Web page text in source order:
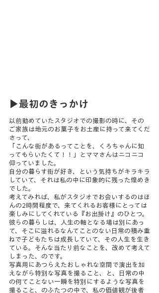
▶最初のきっかけ
以前勤めていたスタジオでの撮影の時に、その
ご家族は地元のお菓子をお土産に持って来てくだ
さって、
「こんな街があるってことを、くろちゃんに知
ってもらいたくて！！」とママさんはニコニコ
仰っていました。
自分の暮らす街が好き、という気持ちがキラキラ
していて、それは私の中に印象的に残った煌めき
でした。
考えてみれば、私がスタジオでお会いするのはほ
んの2時間程度で、来てくれるお客様にとっては
楽しみにしてくれている『お出掛け』のひとつ。
彼らの暮らしは、人生の軸となる場は別にあっ
て、そこに溢れるなんてことのない日常の積み重
ねで子どもたちは成長していて、その人生を生き
ている。そんな当たり前なことを、改めて考えて
しまった、のです。
写真用にあつらえたおしゃれな空間で演出を加
えながら特別な写真を撮ること、と、日常の中
の何てことない一瞬を特別にするような写真を
撮ること、のふたつの中で、私の価値観が後者